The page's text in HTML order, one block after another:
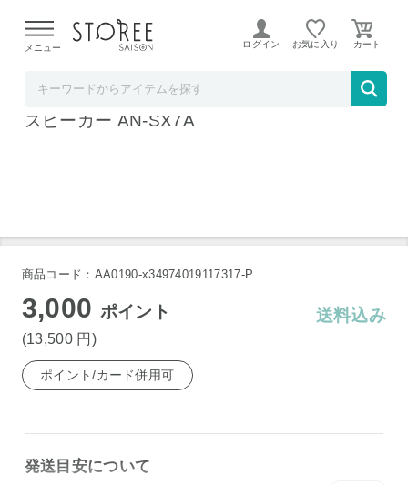
よる配送遅延が発生しております。
メニュー ログイン お気に入り
SHARP シャープ サウンドパートナー ネック
スピーカー AN-SX7A
商品コード：AA0190-x34974019117317-P
3,000 ポイント
(13,500 円 )
送料込み
ポイント/カード併用可
発送目安について